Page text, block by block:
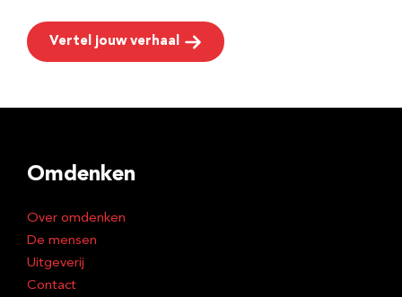
Vertel jouw verhaal
Omdenken
Over omdenken
De mensen
Uitgeverij
Contact